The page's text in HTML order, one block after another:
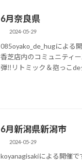
6月奈良県
2024-05-29
085oyako_de_hugによる
香芝店内のコミュニティ
弾‼️リトミック＆抱っこ
6月新潟県新潟市
2024-05-29
koyanagisakiによる開催